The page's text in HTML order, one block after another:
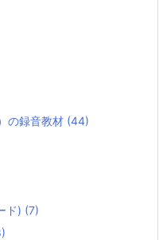
の録音教材 (44)
ド) (7)